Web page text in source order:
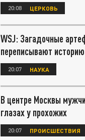
20:08 ЦЕРКОВЬ
WSJ: Загадочные
переписывают
20:07 НАУКА
В центре Москвы
глазах у прохожих
20:07 ПРОИСШЕСТВИЯ